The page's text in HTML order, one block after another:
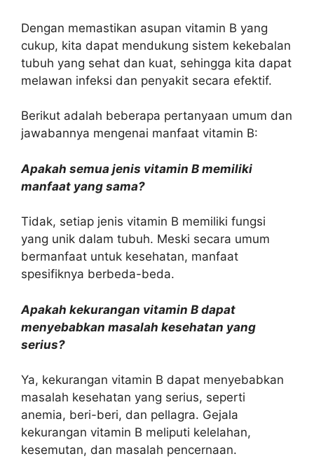
Dengan memastikan asupan vitamin B yang
cukup, kita dapat mendukung sistem kekebalan
tubuh yang sehat dan kuat, sehingga kita dapat
melawan infeksi dan penyakit secara efektif.
Berikut adalah beberapa pertanyaan umum dan
jawabannya mengenai manfaat vitamin B:
Apakah semua jenis vitamin B memiliki
manfaat yang sama?
Tidak, setiap jenis vitamin B memiliki fungsi
yang unik dalam tubuh. Meski secara umum
bermanfaat untuk kesehatan, manfaat
spesifiknya berbeda-beda.
Apakah kekurangan vitamin B dapat
menyebabkan masalah kesehatan yang
serius?
Ya, kekurangan vitamin B dapat menyebabkan
masalah kesehatan yang serius, seperti
anemia, beri-beri, dan pellagra. Gejala
kekurangan vitamin B meliputi kelelahan,
kesemutan, dan masalah pencernaan.